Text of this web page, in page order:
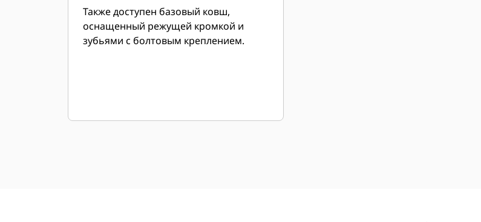
Также доступен базовый ковш,
оснащенный режущей кромкой и
зубьями с болтовым креплением.